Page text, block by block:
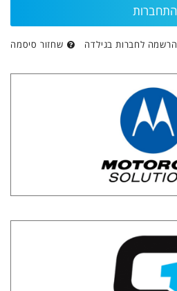
הרשמה לחברות בגילדה שחזור סיסמה